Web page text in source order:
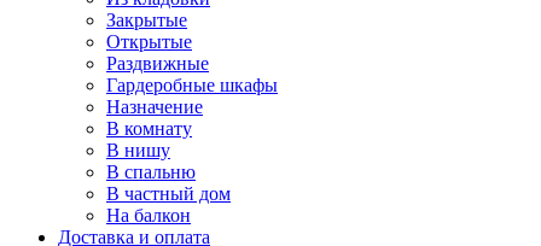
Закрытые
Открытые
Раздвижные
Гардеробные шкафы
Назначение
В комнату
В нишу
В спальню
В частный дом
На балкон
Доставка и оплата